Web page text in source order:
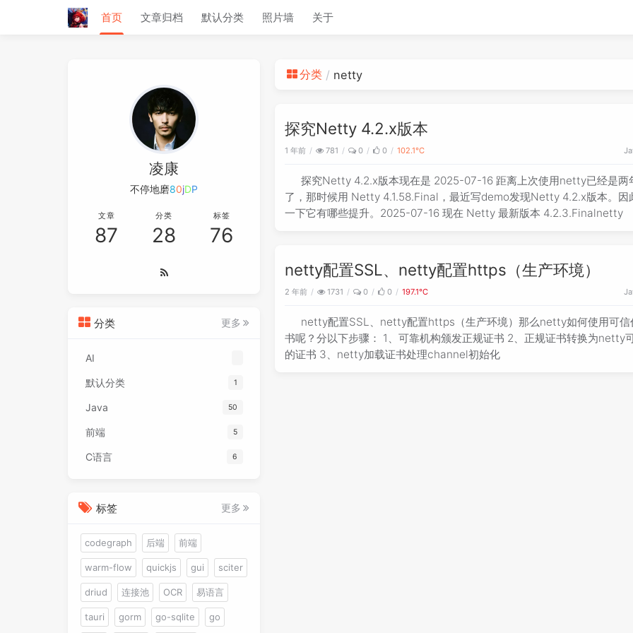
首页 文章归档 默认分类 照片墙 关于
分类 netty
探究Netty 4.2.x版本
1 年前 781 0 0 102.1℃
探究Netty 4.2.x版本现在是 2025-07-16 距离上次使用netty已经是两
了，那时候用 Netty 4.1.58.Final，最近写demo发现Netty 4.2.x版本。因
一下它有哪些提升。2025-07-16 现在 Netty 最新版本 4.2.3.Finalnetty
netty配置SSL、netty配置https（生产环境）
2 年前 1731 0 0 197.1℃
netty配置SSL、netty配置https（生产环境）那么netty如何使用可信
书呢？分以下步骤： 1、可靠机构颁发正规证书 2、正规证书转换为netty
的证书 3、netty加载证书处理channel初始化
凌康
不停地磨炼轻:<a)
文章
87
分类
28
标签
76
分类 更多
AI
默认分类 1
Java 50
前端 5
C语言 6
标签 更多
codegraph 后端 前端
warm-flow quickjs gui sciter
driud 连接池 OCR 易语言
tauri gorm go-sqlite go